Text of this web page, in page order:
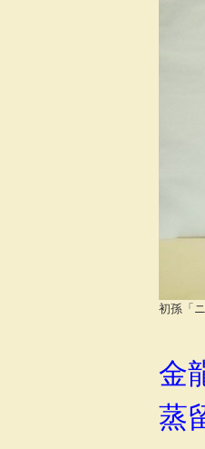
初孫「
金
蒸